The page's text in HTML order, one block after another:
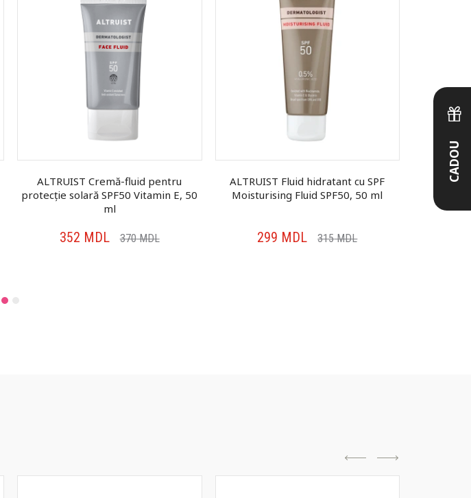
ALTRUIST Cremă-fluid pentru
protecție solară SPF50 Vitamin E, 50
ml
352 MDL 370MDL
ALTRUIST Fluid hidratant cu SPF
Moisturising Fluid SPF50, 50 ml
299 MDL 315MDL
CADOU